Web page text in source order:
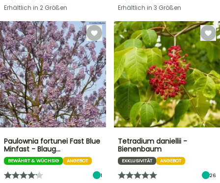
Erhältlich in 2 Größen
Erhältlich in 3 Größen
Paulownia fortunei Fast Blue
Minfast - Blaug…
BEWÄHRT & WÜCHSIG ANGEBOT
1
Tetradium daniellii -
Bienenbaum
EXKLUSIVITÄT ANGEBOT
26